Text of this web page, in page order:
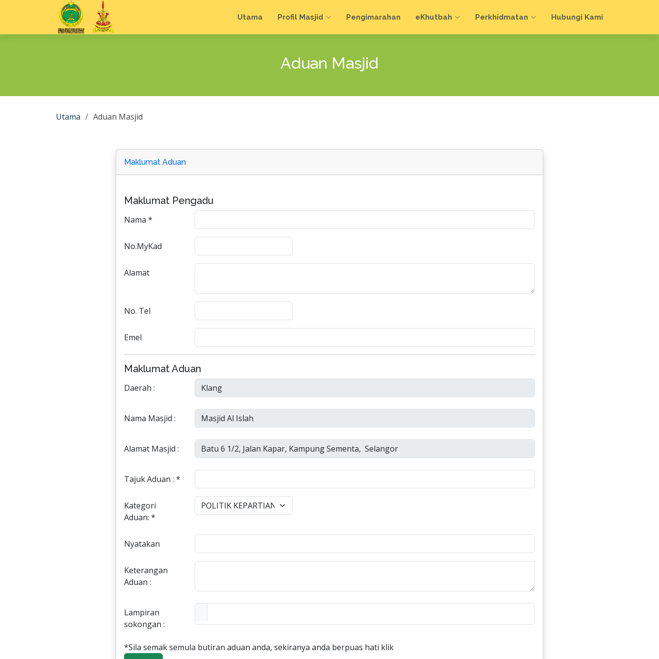
Utama Profil Masjid Pengimarahan eKhutbah Perkhidmatan Hubungi Kami
Aduan Masjid
Utama Aduan Masjid
Maklumat Aduan
Maklumat Pengadu
Nama *
No.MyKad
Alamat
No. Tel
Emel
Maklumat Aduan
Daerah :
Nama Masjid :
Alamat Masjid :
Tajuk Aduan : *
Kategori
Aduan: *
Nyatakan
Keterangan
Aduan :
Lampiran
sokongan :
*Sila semak semula butiran aduan anda, sekiranya anda berpuas hati klik